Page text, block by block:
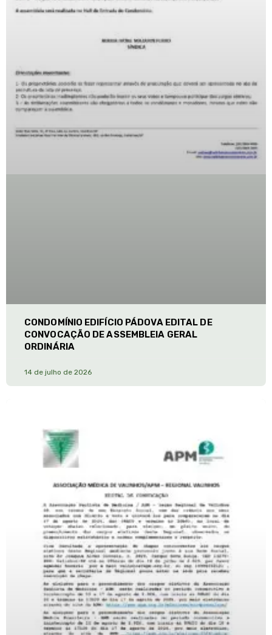
CONDOMÍNIO EDIFÍCIO PÁDOVA EDITAL DE
CONVOCAÇÃO DE ASSEMBLEIA GERAL
ORDINÁRIA
14 de julho de 2026